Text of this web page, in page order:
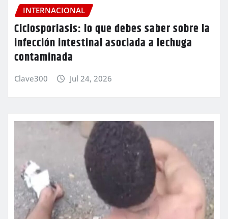
INTERNACIONAL
Ciclosporiasis: lo que debes saber sobre la
infección intestinal asociada a lechuga
contaminada
Clave300 Jul 24, 2026